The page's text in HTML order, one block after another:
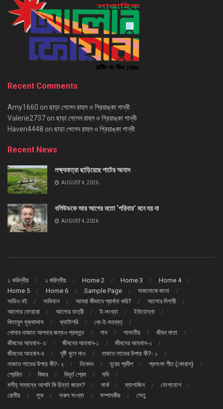
Recent Comments
Amy1660 on ছাড়া পেলেন রাহুল ও প্রিয়াঙ্কা গান্ধী
Valerie2737 on ছাড়া পেলেন রাহুল ও প্রিয়াঙ্কা গান্ধী
Haven4448 on ছাড়া পেলেন রাহুল ও প্রিয়াঙ্কা গান্ধী
Recent News
লক্ষ্যমাত্রা ছাড়িয়েছে পাটের আবাদ
AUGUST 4, 2026
বলিউডকে আর আগের মতো ‘পরিবার’ মনে হয় না
AUGUST 4, 2026
১ করিন্থীয় ২ করিন্থীয় Home 2 Home 3
Home 4
Home 5
Home 6 Sample Page
অজানাকে জানা
অডিও বই
অভিযান আমরা কীভাবে প্রার্থনা করি?
আলোর দিশারী
আলোর ফোয়ারা
আলোর যাত্রী ই-সংখ্যা
ইউহোন্না
কিতাবুল মুক্কাদ্দাস
ক্যাটাগরি
খো-ই-মহব্বত্
খোদার নাজাত আপনার জন্যও প্রস্তুত
গান গালাতীয়
জীবন দাতা
জীবনের আহবান- ৩
জীবনের আহবান-১
জীবনের আহবান-২
জীবনের আহবান-৪
দৃষ্টি খুলে দাও
নাজাত লাভের উপায় কী?- ১
নাজাত লাভের উপায় কী?- ২
নিবেদন নূরের প্রদীপ
প্রশংসা গীত (কোরাস্)
প্রেরিত
বিজয় বিমূর্ত প্রেম
মথি
মসীহ্ সম্বন্ধে আপনি কি চিন্তা করেন?
মার্ক ম্যাগাজিন
যোগাযোগ
রোমীয়
লূক সকল সংখ্যা সম্পাদকীয় সেতু